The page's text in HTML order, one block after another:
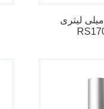
رولون شیشه 10 میلی لیتری